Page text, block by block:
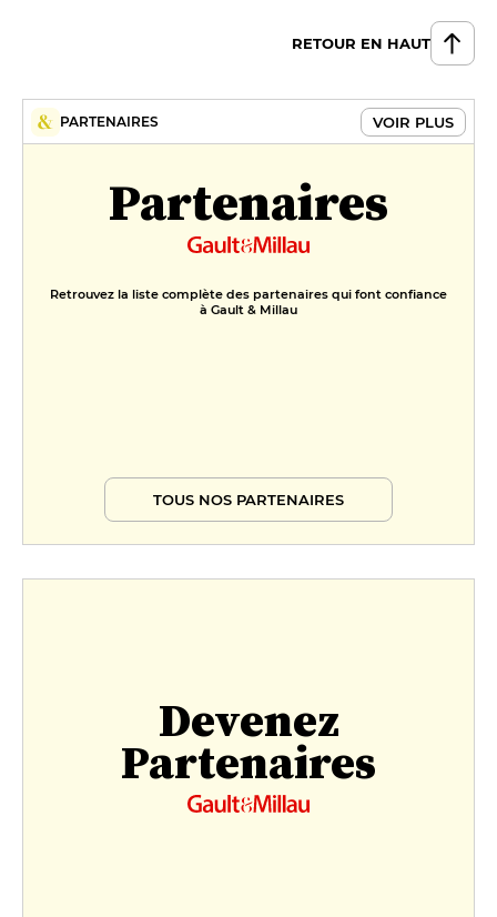
RETOUR EN HAUT
PARTENAIRES VOIR PLUS
Partenaires
Retrouvez la liste complète des partenaires qui font confiance
à Gault & Millau
TOUS NOS PARTENAIRES
Devenez
Partenaires